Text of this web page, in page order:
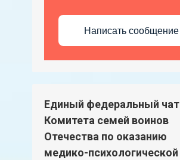
Написать сообщение
Единый федеральный чат
Комитета семей воинов
Отечества по оказанию
медико-психологической